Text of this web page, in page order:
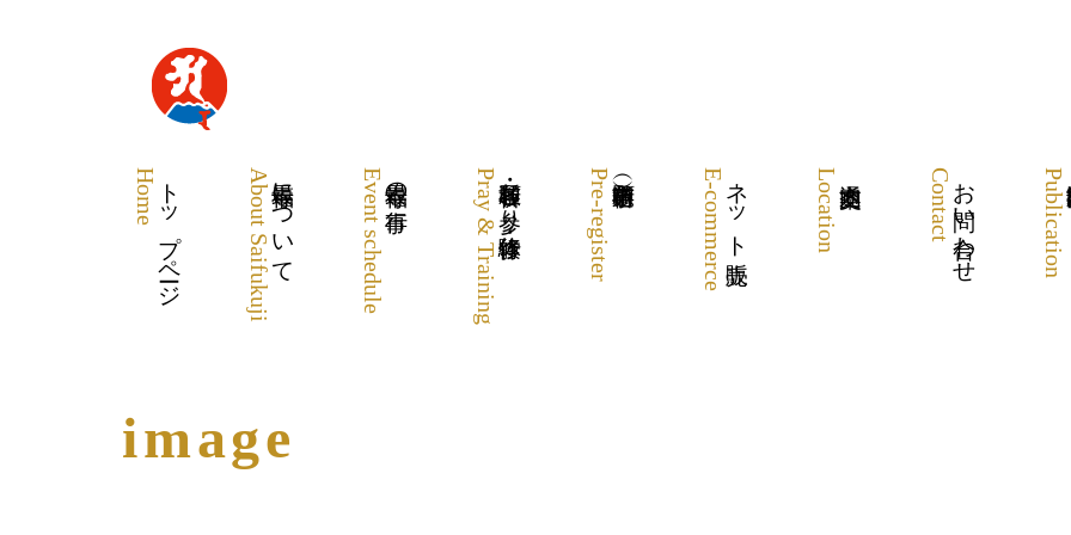
トップページ
Home 最福寺について
About Saifukuji 最福寺の行事
Event schedule 各種祈願・お参り・体験修行
Pray & Training Pre-register ネット販売
E-commerce Location お問い合わせ
Contact Publication
image